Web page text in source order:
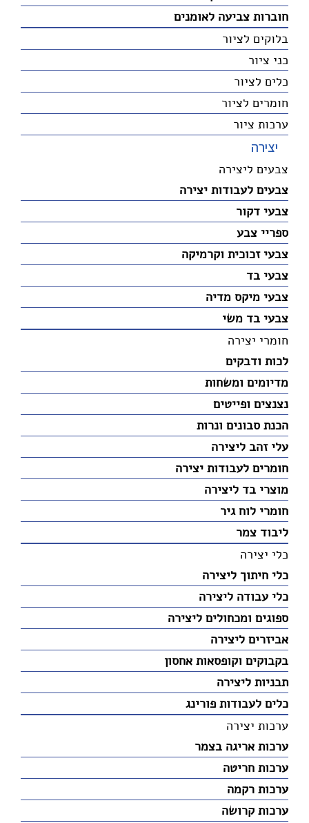
חוברות צביעה לאומנים
בלוקים לציור
כני ציור
כלים לציור
חומרים לציור
ערכות ציור
יצירה
צבעים ליצירה
צבעים לעבודות יצירה
צבעי דקור
ספריי צבע
צבעי זכוכית וקרמיקה
צבעי בד
צבעי מיקס מדיה
צבעי בד משי
חומרי יצירה
לכות ודבקים
מדיומים ומשחות
נצנצים ופייטים
הכנת סבונים ונרות
עלי זהב ליצירה
חומרים לעבודות יצירה
מוצרי בד ליצירה
חומרי לוח גיר
ליבוד צמר
כלי יצירה
כלי חיתוך ליצירה
כלי עבודה ליצירה
ספוגים ומכחולים ליצירה
אביזרים ליצירה
בקבוקים וקופסאות אחסון
תבניות ליצירה
כלים לעבודות פורינג
ערכות יצירה
ערכות אריגה בצמר
ערכות חריטה
ערכות רקמה
ערכות קרושה